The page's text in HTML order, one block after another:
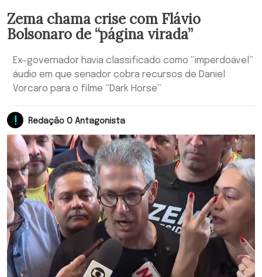
Zema chama crise com Flávio
Bolsonaro de “página virada”
Ex-governador havia classificado como “imperdoável”
áudio em que senador cobra recursos de Daniel
Vorcaro para o filme “Dark Horse”
Redação O Antagonista